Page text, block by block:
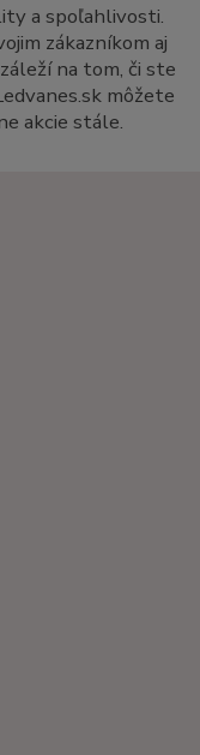
a spoľahlivosti.
zákazníkom aj
na tom, či ste
môžete
akcie stále.